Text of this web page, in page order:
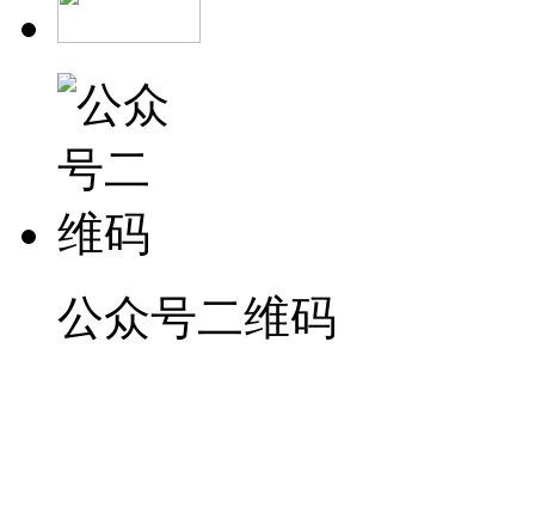
公众号二维码